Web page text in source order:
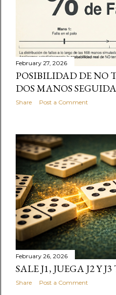
February 27, 2026
POSIBILIDAD DE NO
DOS MANOS
Share Post a Comment
February 26, 2026
SALE J1, JUEGA J2 Y
Share Post a Comment